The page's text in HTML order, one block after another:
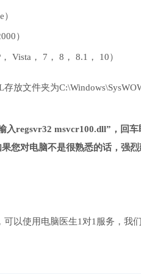
）
Vista， 7， 8， 8.1， 10）
放文件夹为
入regsvr32 msvcr100.dll”，回
您对电脑不是很熟悉的话，强
以使用电脑医生1对1服务，我